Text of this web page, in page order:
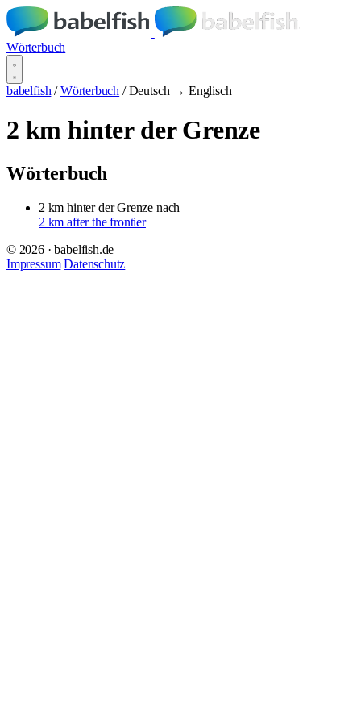
Wörterbuch
babelfish / Wörterbuch / Deutsch → Englisch
2 km hinter der Grenze
Wörterbuch
2 km hinter der Grenze nach
2 km after the frontier
© 2026 · babelfish.de
Impressum Datenschutz